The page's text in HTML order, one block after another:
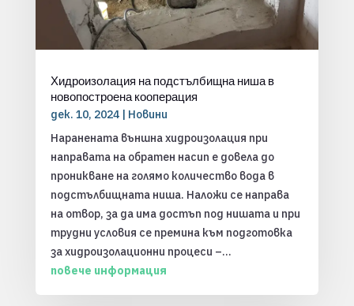
Хидроизолация на подстълбищна ниша в
новопостроена кооперация
дек. 10, 2024| Новини
Наранената външна хидроизолация при
направата на обратен насип е довела до
проникване на голямо количество вода в
подстълбищната ниша. Наложи се направа
на отвор, за да има достъп под нишата и при
трудни условия се премина към подготовка
за хидроизолационни процеси –...
повече информация